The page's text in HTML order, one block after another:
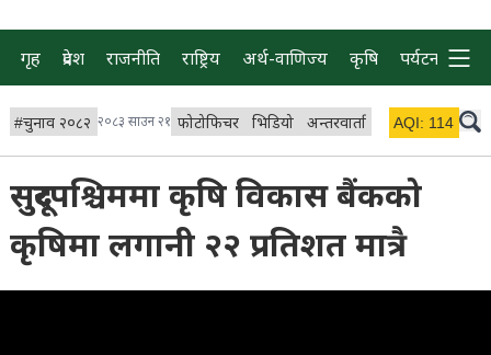
गृह प्रदेश राजनीति राष्ट्रिय अर्थ-वाणिज्य कृषि पर्यटन प्रवास
#चुनाव २०८२ २०८३ साउन २१ फोटोफिचर भिडियो अन्तरवार्ता विचार/ब्लग
AQI: 114
सुदूरपश्चिममा कृषि विकास बैंकको
कृषिमा लगानी २२ प्रतिशत मात्रै